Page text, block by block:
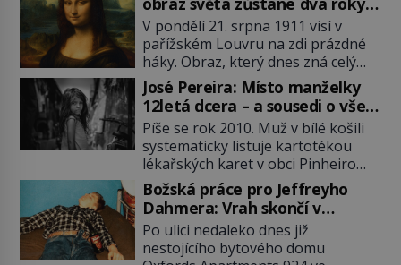
(1929–2018) viněný ze spoluúčasti
na 19 vraždách, vydírání a lichvy. A
samozřejmě, krom toho je ještě
drogový dealer, který neváhá
odstranit z cesty všechny práskače,
zatímco […]
nezvěstný
V pondělí 21. srpna 1911 visí v
pařížském Louvru na zdi prázdné
háky. Obraz, který dnes zná celý
svět, je pryč. Zpočátku si nikdo
nemyslí, že jde o krádež.
Zaměstnanci jsou přesvědčeni, že
Mona Lisa je jen v restaurátorské
dílně nebo u fotografa. Když se
ukáže pravda, propukne jeden z
největších honů na zloděje v […]
José Pereira: Místo manželky
12letá dcera – a sousedi o všem
vědí!
Píše se rok 2010. Muž v bílé košili
systematicky listuje kartotékou
lékařských karet v obci Pinheiro
ležící asi 20 kilometrů od farmy s
podivínským majitelem. Něco tu
nesedí. Ledaže… Ledaže by ta
mladá dívka z farmy byla ne
manželkou, ale dcerou – a všechny
Božská práce pro Jeffreyho
Dahmera: Vrah skončí v
tratolišti krve ve vězeňských
umývárnách
Po ulici nedaleko dnes již
nestojícího bytového domu